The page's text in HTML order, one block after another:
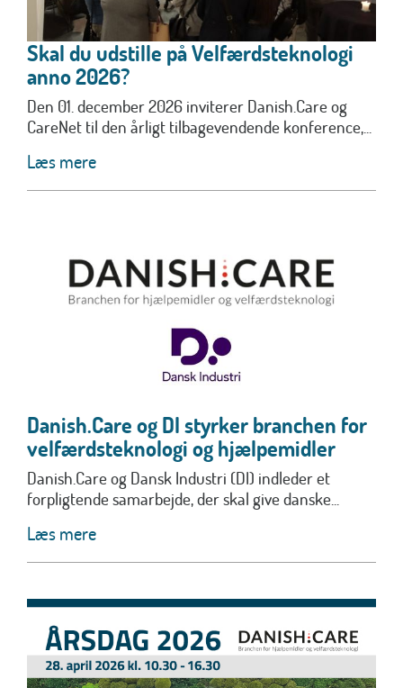
Skal du udstille på Velfærdsteknologi
anno 2026?
Den 01. december 2026 inviterer Danish.Care og
CareNet til den årligt tilbagevendende konference,...
Læs mere
Danish.Care og DI styrker branchen for
velfærdsteknologi og hjælpemidler
Danish.Care og Dansk Industri (DI) indleder et
forpligtende samarbejde, der skal give danske...
Læs mere